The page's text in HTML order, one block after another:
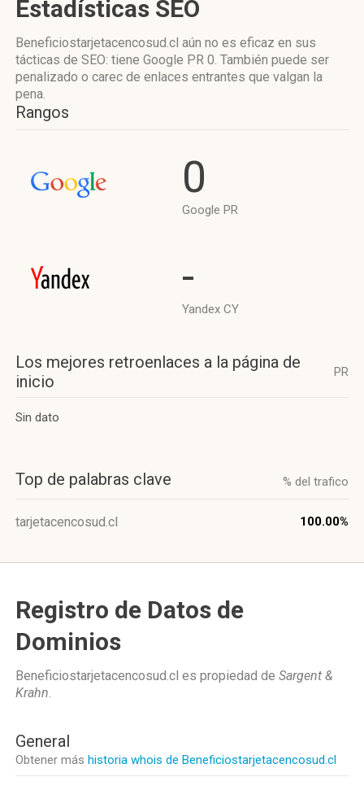
Estadísticas SEO
Beneficiostarjetacencosud.cl aún no es eficaz en sus
tácticas de SEO: tiene Google PR 0. También puede ser
penalizado o carec de enlaces entrantes que valgan la
pena.
Rangos
0
Google PR
-
Yandex CY
Los mejores retroenlaces a la página de
inicio
PR
Sin dato
Top de palabras clave % del trafico
tarjetacencosud.cl 100.00%
Registro de Datos de
Dominios
Beneficiostarjetacencosud.cl es propiedad de Sargent &
Krahn.
General
Obtener más historia whois de Beneficiostarjetacencosud.cl